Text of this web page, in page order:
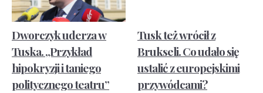
Dworczyk uderza w
Tuska. „Przykład
hipokryzji i taniego
politycznego teatru”
Tusk też wrócił z
Brukseli. Co udało się
ustalić z europejskimi
przywódcami?